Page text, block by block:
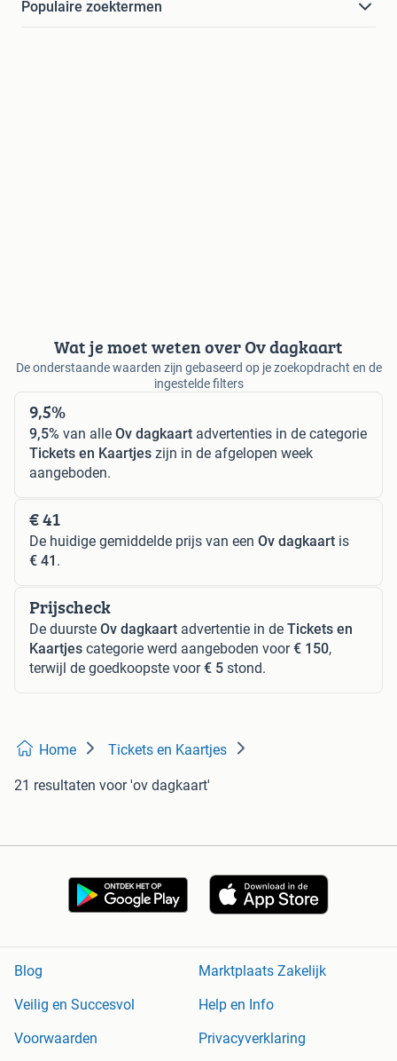
Populaire zoektermen
Wat je moet weten over Ov dagkaart
De onderstaande waarden zijn gebaseerd op je zoekopdracht en de
ingestelde filters
9,5%
9,5% van alle Ov dagkaart advertenties in de categorie
Tickets en Kaartjes zijn in de afgelopen week
aangeboden.
€ 41
De huidige gemiddelde prijs van een Ov dagkaart is
€ 41 .
Prijscheck
De duurste Ov dagkaart advertentie in de Tickets en
Kaartjes categorie werd aangeboden voor€ 150,
terwijl de goedkoopste voor€ 5 stond.
Home Tickets en Kaartjes
21 resultaten voor 'ov dagkaart'
Blog
Marktplaats Zakelijk
Veilig en Succesvol
Help en Info
Voorwaarden
Privacyverklaring